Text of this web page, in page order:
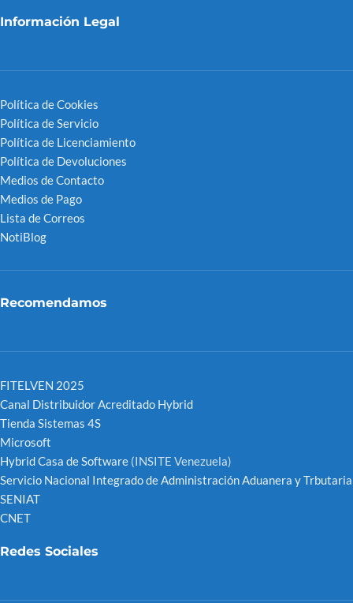
Información Legal
Política de Cookies
Política de Servicio
Política de Licenciamiento
Política de Devoluciones
Medios de Contacto
Medios de Pago
Lista de Correos
NotiBlog
Recomendamos
FITELVEN 2025
Canal Distribuidor Acreditado Hybrid
Tienda Sistemas 4S
Microsoft
Hybrid Casa de Software (INSITE Venezuela)
Servicio Nacional Integrado de Administración Aduanera y Trbutaria
SENIAT
CNET
Redes Sociales